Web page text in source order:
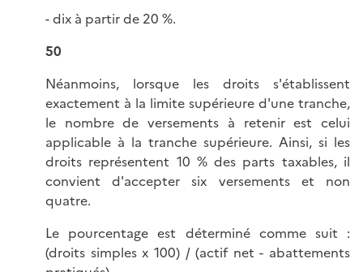
- dix à partir de 20 %.
50
Néanmoins, lorsque les droits s'établissent
exactement à la limite supérieure d'une tranche,
le nombre de versements à retenir est celui
applicable à la tranche supérieure. Ainsi, si les
droits représentent 10 % des parts taxables, il
convient d'accepter six versements et non
quatre.
Le pourcentage est déterminé comme suit :
(droits simples x 100) / (actif net - abattements